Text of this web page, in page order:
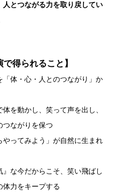
人とつながる力を取り戻してい
で得られること】
「体・心・人とのつながり」か
体を動かし、笑って声を出し、
つながりを保つ
やってみよう」が自然に生まれ
』な今だからこそ、笑い飛ばし
体力をキープする